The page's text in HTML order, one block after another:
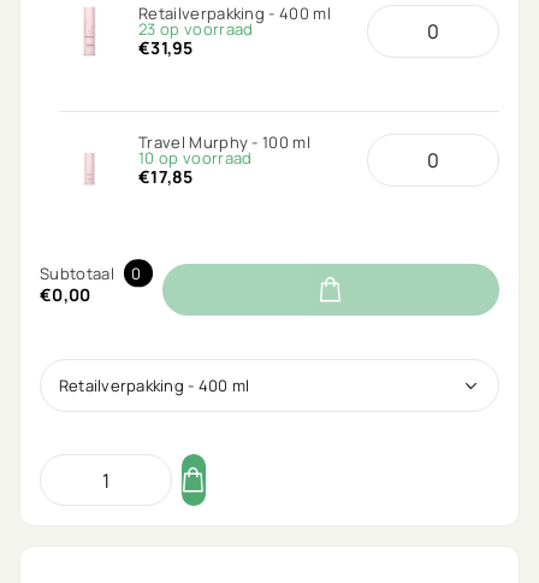
Retailverpakking - 400 ml
23 op voorraad
€31,95
Travel Murphy - 100 ml
10 op voorraad
€17,85
Subtotaal 0
€0,00